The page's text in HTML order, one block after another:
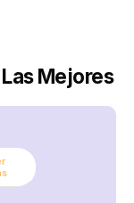
Mejores